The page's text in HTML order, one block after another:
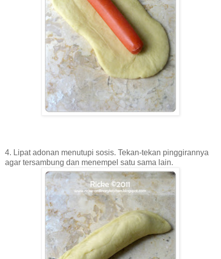
4. Lipat adonan menutupi sosis. Tekan-tekan pinggirannya
agar tersambung dan menempel satu sama lain.